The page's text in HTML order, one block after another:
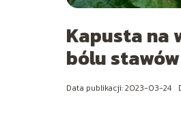
Kapusta na
bólu stawów
Data publikacji: 2023-03-24